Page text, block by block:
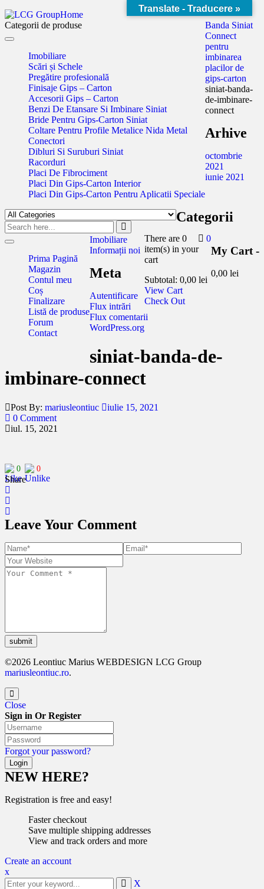
Categorii de produse
Toggle
navigationImobiliare
Scări și Schele
Pregătire profesională
Finisaje Gips – Carton
Accesorii Gips – Carton
Benzi De Etansare Si Imbinare Siniat
Bride Pentru Gips-Carton Siniat
Coltare Pentru Profile Metalice Nida Metal
Conectori
Dibluri Si Suruburi Siniat
Racorduri
Placi De Fibrociment
Placi Din Gips-Carton Interior
Placi Din Gips-Carton Pentru Aplicatii Speciale
Toggle
navigationPrima Pagină
Magazin
Contul meu
Coș
Finalizare
Listă de produse
Forum
Contact
My Cart -
0,00 lei
0
There are 0
item(s) in your
cart
Subtotal: 0,00 lei
View Cart
Check Out
Home
Banda Siniat
Connect
pentru
imbinarea
placilor de
gips-carton
siniat-banda-
de-imbinare-
connect
Arhive
octombrie
2021
iunie 2021
Categorii
Imobiliare
Informații noi
Meta
Autentificare
Flux intrări
Flux comentarii
WordPress.org
siniat-banda-de-
imbinare-connect
Post By: mariusleontiuc
iulie 15, 2021
0 Comment
iul. 15, 2021
0 0
Share
Leave Your Comment
submit
©2026 Leontiuc Marius WEBDESIGN LCG Group
mariusleontiuc.ro.
Translate - Traducere »
Close
Sign in Or Register
Forgot your password?
NEW HERE?
Registration is free and easy!
Faster checkout
Save multiple shipping addresses
View and track orders and more
Create an account
x
X